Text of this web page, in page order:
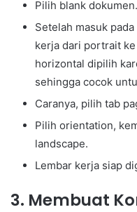
Pilih blank dokumen.
Setelah masuk
kerja dari portrait
horizontal dipilih
sehingga cocok
Caranya, pilih tab
Pilih orientation,
landscape.
Lembar kerja siap
3. Membuat